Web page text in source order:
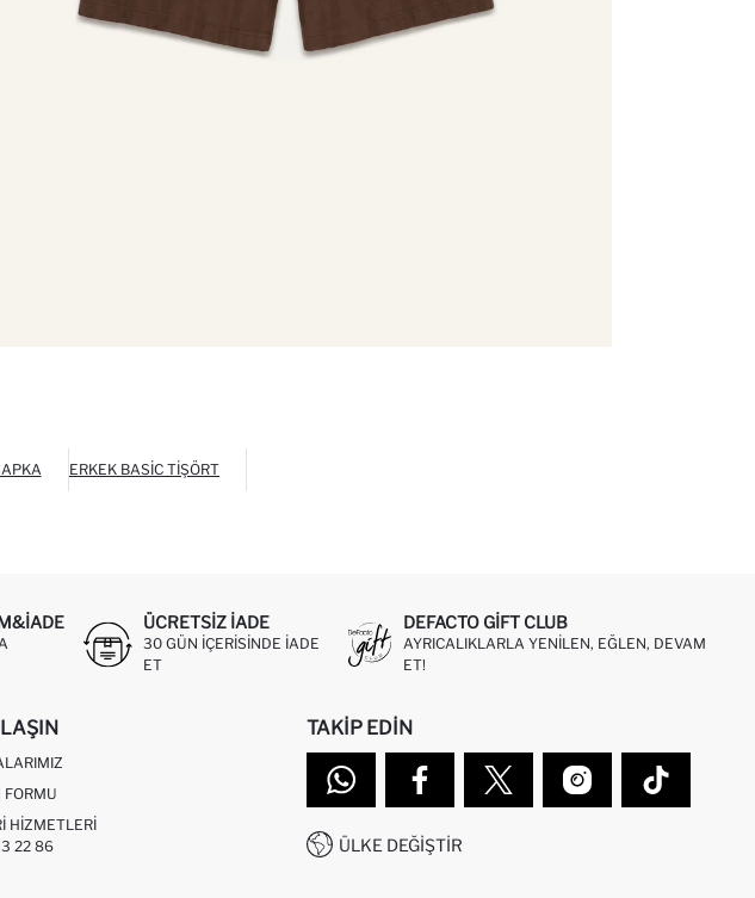
ERKEK BASIC TIŞÖRT
ÜCRETSIZ IADE
30 GÜN IÇERISINDE IADE
ET
DEFACTO GIFT CLUB
AYRICALIKLARLA YENILEN, EĞLEN, DEVAM
ET!
FORMU
HIZMETLERI
22 86
TAKIP EDIN
ÜLKE DEĞIŞTIR